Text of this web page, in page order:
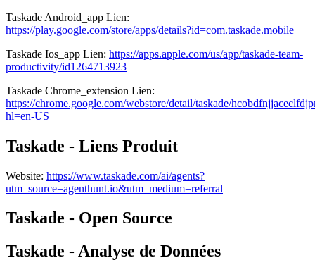
Taskade Android_app Lien:
https://play.google.com/store/apps/details?id=com.taskade.mobile
Taskade Ios_app Lien: https://apps.apple.com/us/app/taskade-team-
productivity/id1264713923
Taskade Chrome_extension Lien:
https://chrome.google.com/webstore/detail/taskade/
hl=en-US
Taskade - Liens Produit
Website: https://www.taskade.com/ai/agents?
utm_source=agenthunt.io&utm_medium=referral
Taskade - Open Source
Taskade - Analyse de Données